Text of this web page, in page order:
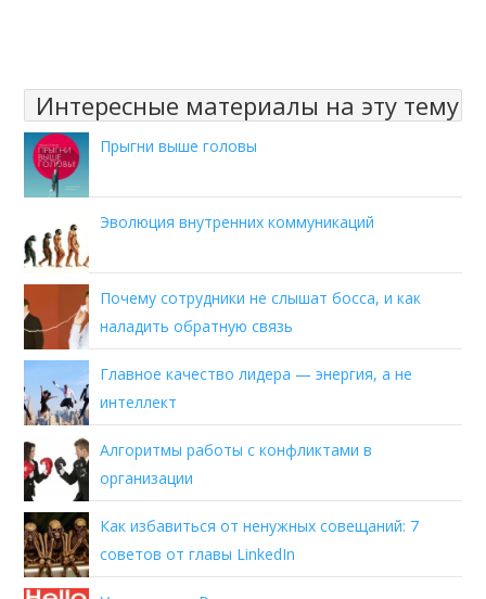
Интересные материалы на эту тему
Прыгни выше головы
Эволюция внутренних коммуникаций
Почему сотрудники не слышат босса, и как
наладить обратную связь
Главное качество лидера — энергия, а не
интеллект
Алгоритмы работы с конфликтами в
организации
Как избавиться от ненужных совещаний: 7
советов от главы LinkedIn